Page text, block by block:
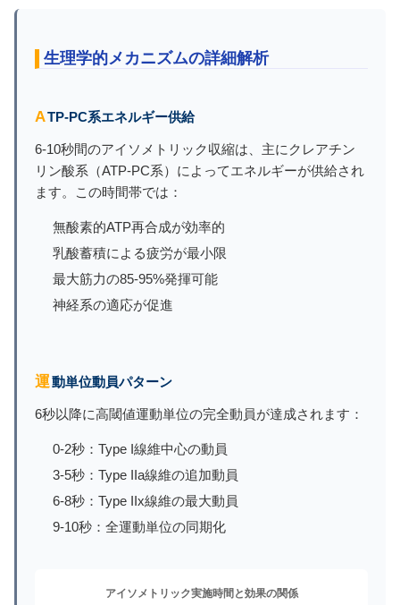
生理学的メカニズムの詳細解析
ATP-PC系エネルギー供給
6-10秒間のアイソメトリック収縮は、主にクレアチン
リン酸系（ATP-PC系）によってエネルギーが供給され
ます。この時間帯では：
無酸素的ATP再合成が効率的
乳酸蓄積による疲労が最小限
最大筋力の85-95%発揮可能
神経系の適応が促進
運動単位動員パターン
6秒以降に高閾値運動単位の完全動員が達成されます：
0-2秒：Type I線維中心の動員
3-5秒：Type IIa線維の追加動員
6-8秒：Type IIx線維の最大動員
9-10秒：全運動単位の同期化